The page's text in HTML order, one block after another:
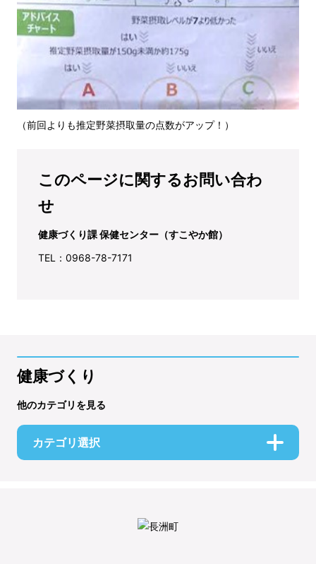
（前回よりも推定野菜摂取量の点数がアップ！）
このページに関するお問い合わ
せ
健康づくり課 保健センター（すこやか館）
TEL：0968-78-7171
健康づくり
他のカテゴリを見る
カテゴリ選択